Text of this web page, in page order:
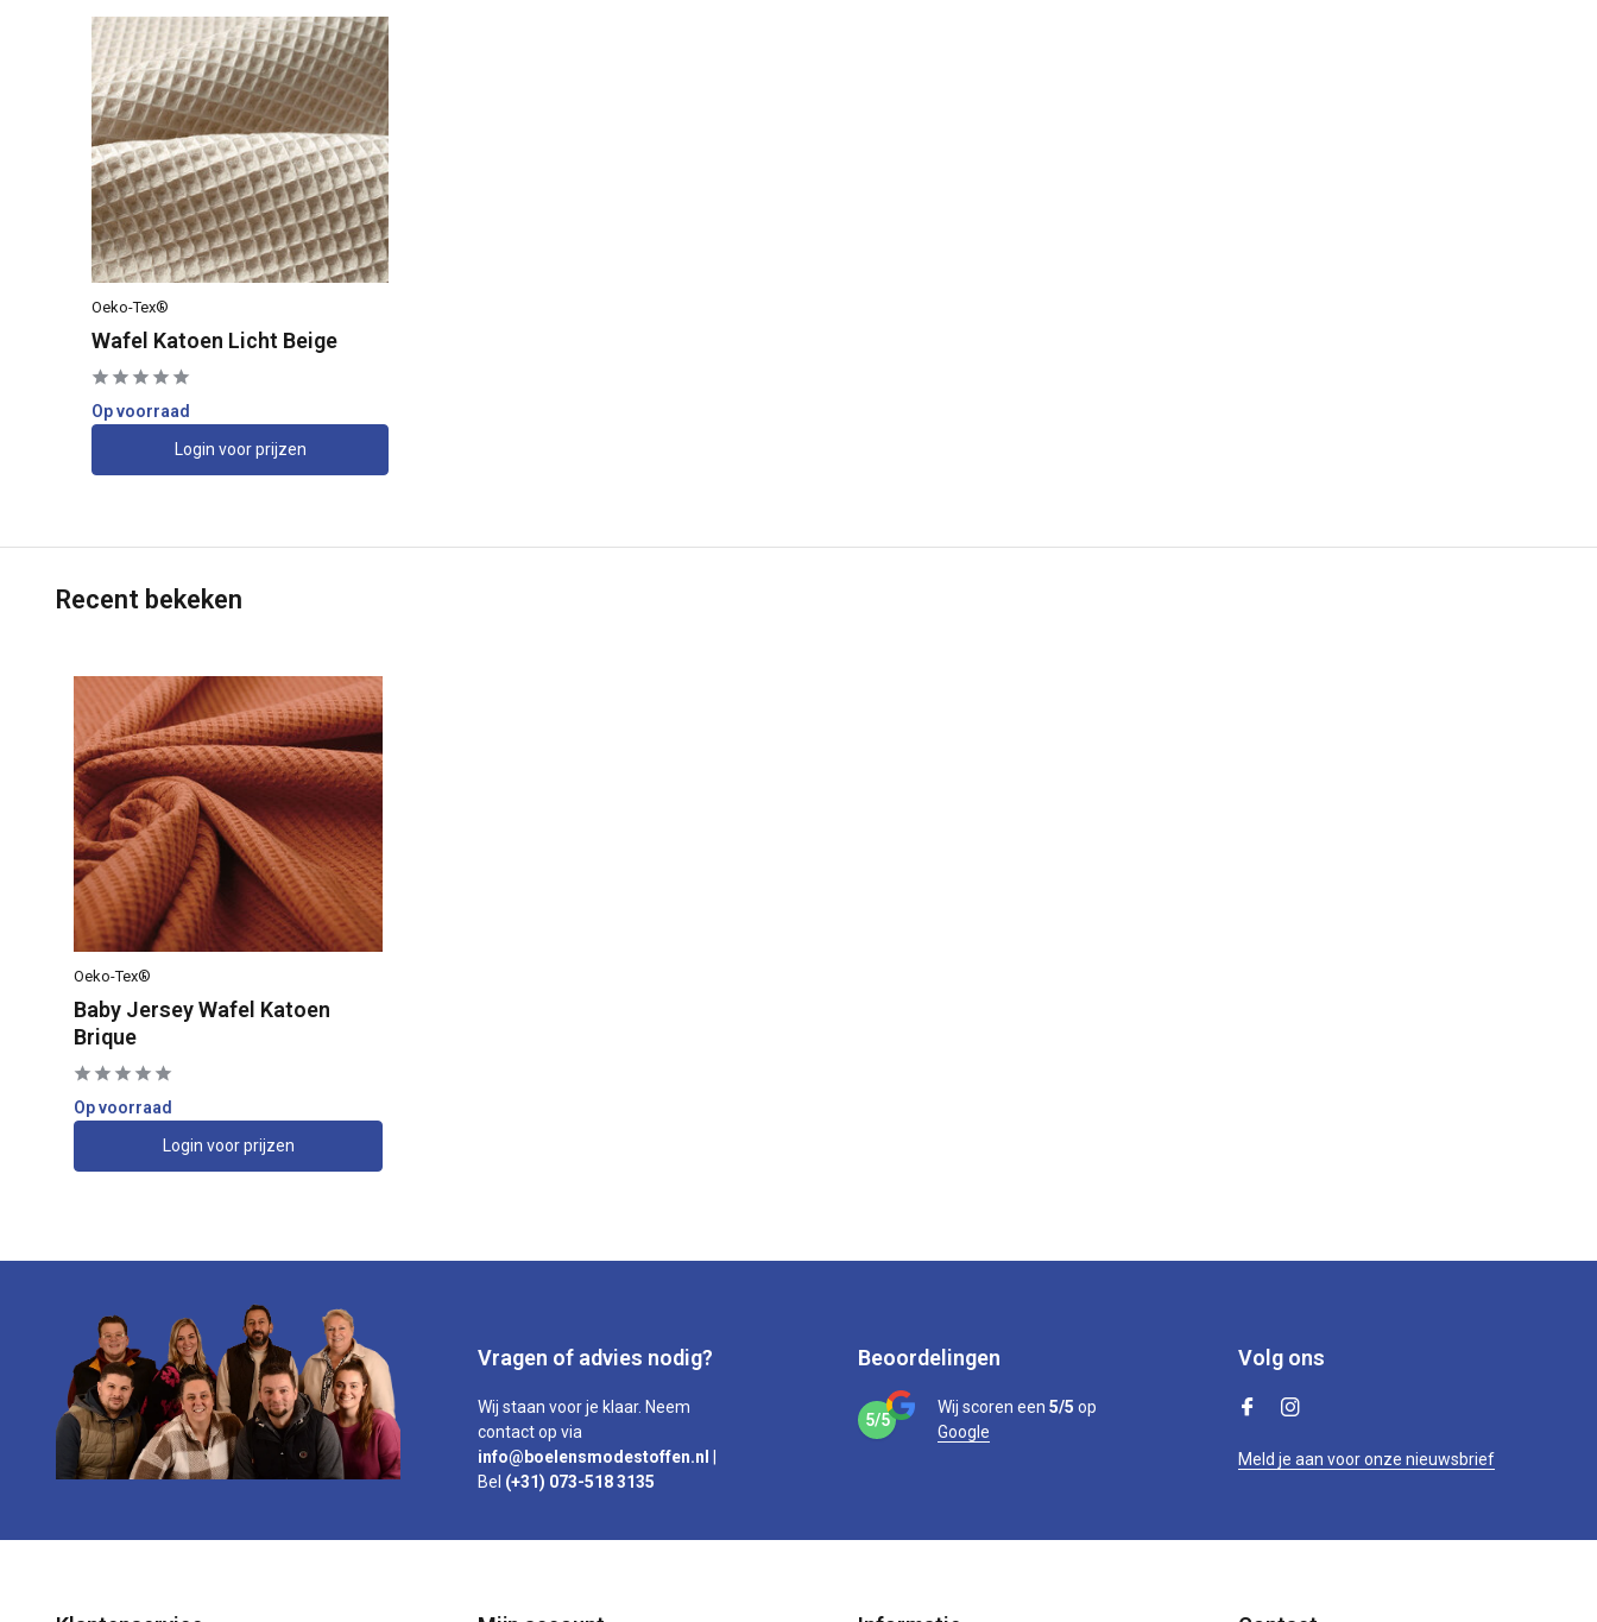
Oeko-Tex®
Wafel Katoen Licht Beige
Op voorraad
Login voor prijzen
Recent bekeken
Oeko-Tex®
Baby Jersey Wafel Katoen
Brique
Op voorraad
Login voor prijzen
Vragen of advies nodig?
Wij staan voor je klaar. Neem
contact op via
info@boelensmodestoffen.nl
Bel (+31) 073-518 3135
Beoordelingen
5/5
Wij scoren een 5/5 op
Google
Volg ons
Meld je aan voor onze nieuwsbrief